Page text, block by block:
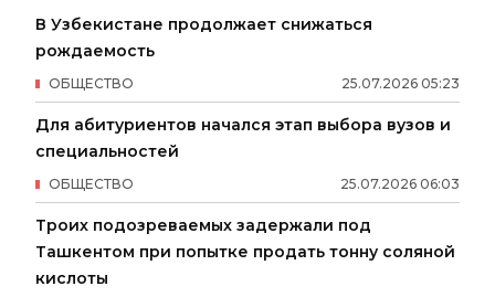
В Узбекистане продолжает снижаться
рождаемость
25.07.2026 05:23
ОБЩЕСТВО
Для абитуриентов начался этап выбора вузов и
специальностей
25.07.2026 06:03
ОБЩЕСТВО
Троих подозреваемых задержали под
Ташкентом при попытке продать тонну соляной
кислоты